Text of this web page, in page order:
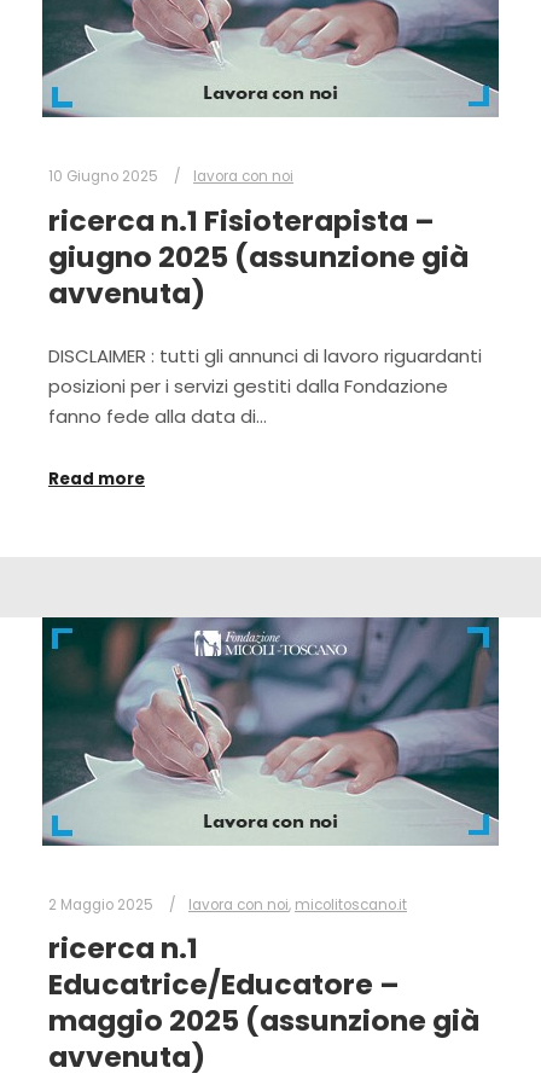
10 Giugno 2025 lavora con noi
ricerca n.1 Fisioterapista –
giugno 2025 (assunzione già
avvenuta)
DISCLAIMER : tutti gli annunci di lavoro riguardanti
posizioni per i servizi gestiti dalla Fondazione
fanno fede alla data di…
Read more
2 Maggio 2025 lavora con noi, micolitoscano.it
ricerca n.1
Educatrice/Educatore –
maggio 2025 (assunzione già
avvenuta)